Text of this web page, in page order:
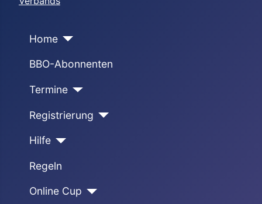
Home
BBO-Abonnenten
Termine
Registrierung
Hilfe
Regeln
Online Cup